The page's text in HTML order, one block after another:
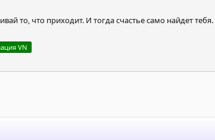
то, что приходит. И тогда счастье само найдет тебя.
VN